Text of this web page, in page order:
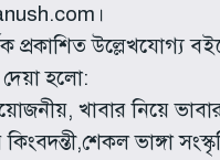
প্রকাশিত উল্লেখযোগ্য
হলো:
খাবার নিয়ে
ভাঙ্গা